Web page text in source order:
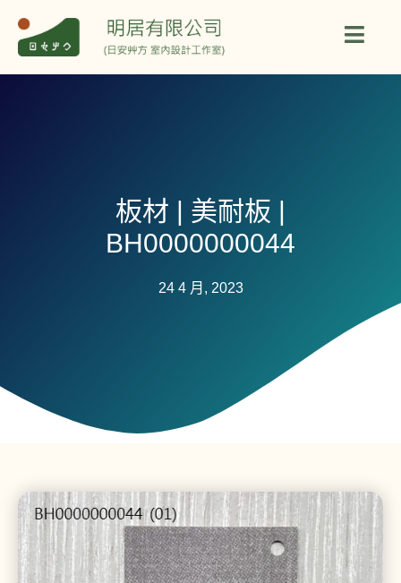
板材 | 美耐板 |
BH0000000044
24 4 月, 2023